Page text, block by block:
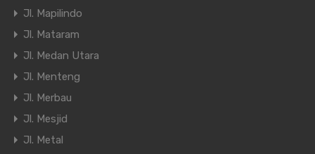
Jl. Mapilindo
Jl. Mataram
Jl. Medan Utara
Jl. Menteng
Jl. Merbau
Jl. Mesjid
Jl. Metal